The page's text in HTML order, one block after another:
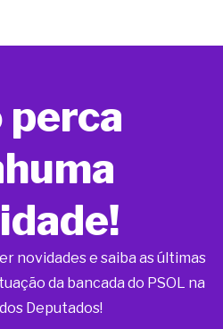
perca
novidades e saiba as últimas
da bancada do PSOL na
Deputados!